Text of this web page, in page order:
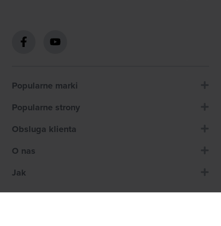
Popularne marki
Popularne strony
Obsluga klienta
O nas
Jak